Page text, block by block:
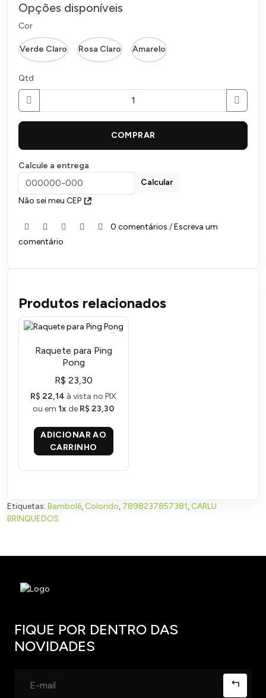
Opções disponíveis
Cor
Verde Claro Rosa Claro Amarelo
Qtd
COMPRAR
Calcule a entrega
Calcular
Não sei meu CEP
0 comentários /Escreva um
comentário
Produtos relacionados
Raquete para Ping
Pong
R$ 23,30
R$ 22,14 à vista no PIX
ou em 1x de R$ 23,30
ADICIONAR AO
CARRINHO
Etiquetas: Bambolê,Colorido, 7898237857381,CARLU
BRINQUEDOS
FIQUE POR DENTRO DAS
NOVIDADES